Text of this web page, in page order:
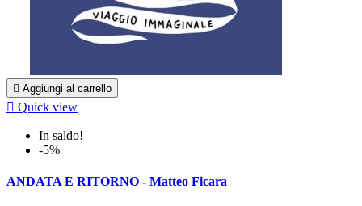
 Aggiungi al carrello
 Quick view
In saldo!
-5%
ANDATA E RITORNO - Matteo Ficara